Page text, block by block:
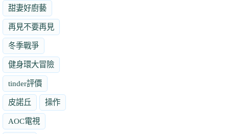
甜妻好廚藝
再見不要再見
冬季戰爭
健身環大冒險
tinder評價
皮諾丘 操作
AOC電視